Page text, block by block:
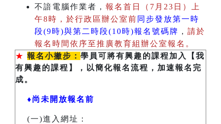
不諳電腦作業者， 報名首日（7月23日）上
午8時，於行政區辦公室前 同步發放第一時
段(9時)與第二時段(10時)報名號碼牌 ， 請於
報名時間依序至推廣教育組辦公室報名。
★ 報名小撇步： 學員可將有興趣的課程加入【我
有興趣的課程】，以簡化報名流程，加速報名完
成。
♦尚未開放報名前
(一)進入網址：